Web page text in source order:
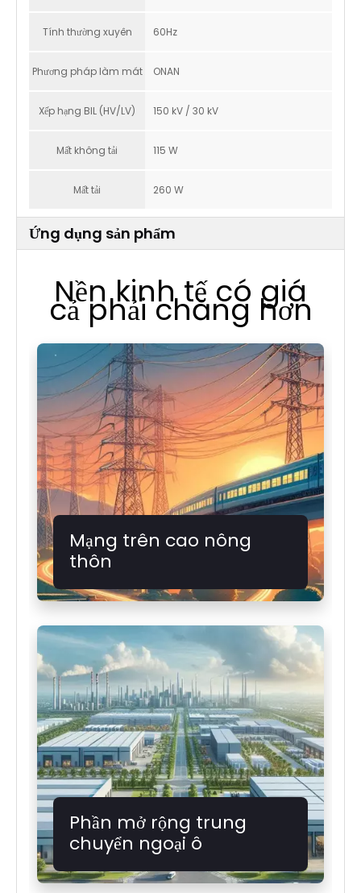
Tính thường xuyên 60Hz
Phương pháp làm mát ONAN
Xếp hạng BIL (HV/LV) 150 kV / 30 kV
Mất không tải 115 W
Mất tải 260 W
Ứng dụng sản phẩm
Nền kinh tế có giá
cả phải chăng hơn
Mạng trên cao nông
thôn
Phần mở rộng trung
chuyển ngoại ô